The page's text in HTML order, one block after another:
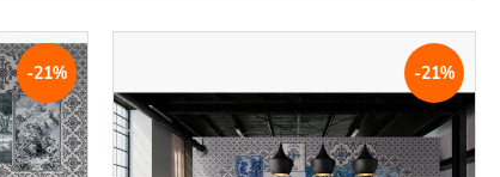
-21% -21%